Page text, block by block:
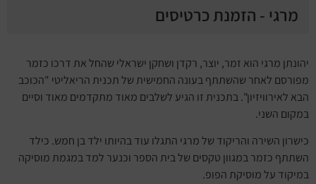
מרגי - הזמנת כרטיסים
יהונתן מרגי הוא זמר, יוצר, רקדן ושחקן ישראלי שהחל את דרכו כזמר
מפורסם לאחר שהשתתף בעונה החמישית של תכנית הריאליטי "הכוכב
הבא לאירוויזיון". בתכנית זו הגיע לשלבים מאוד מתקדמים מאוד וסיים
במקום השני.
כישרון השירה והריקוד של מרגי התגלו עוד בהיותו ילד בן חמש. כילד
השתתף כזמר במגוון טקסים של בית הספר וכנער למד במגמת מוסיקה
במיקוד על מוסיקת הפופ.